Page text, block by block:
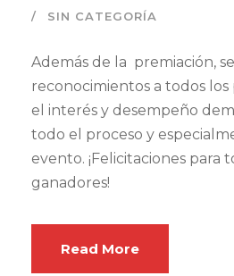
SIN CATEGORÍA
Además de la premiación,
reconocimientos a todos
el interés y desempeño
todo el proceso y
evento. ¡Felicitaciones para
ganadores!
Read More